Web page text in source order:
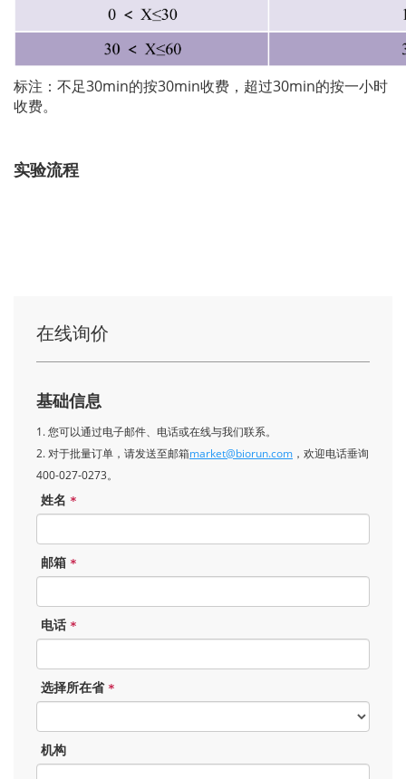
标注：不足30min的按30min收费，超过30min的按一小时
收费。
实验流程
在线询价
基础信息
1. 您可以通过电子邮件、电话或在线与我们联系。
2. 对于批量订单，请发送至邮箱market@biorun.com ，欢迎电话垂询
400-027-0273。
姓名 *
邮箱 *
电话 *
选择所在省 *
机构